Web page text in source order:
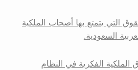
التي يتمتع بها أصحاب الملكية
السعودية.
الفكرية في النظام